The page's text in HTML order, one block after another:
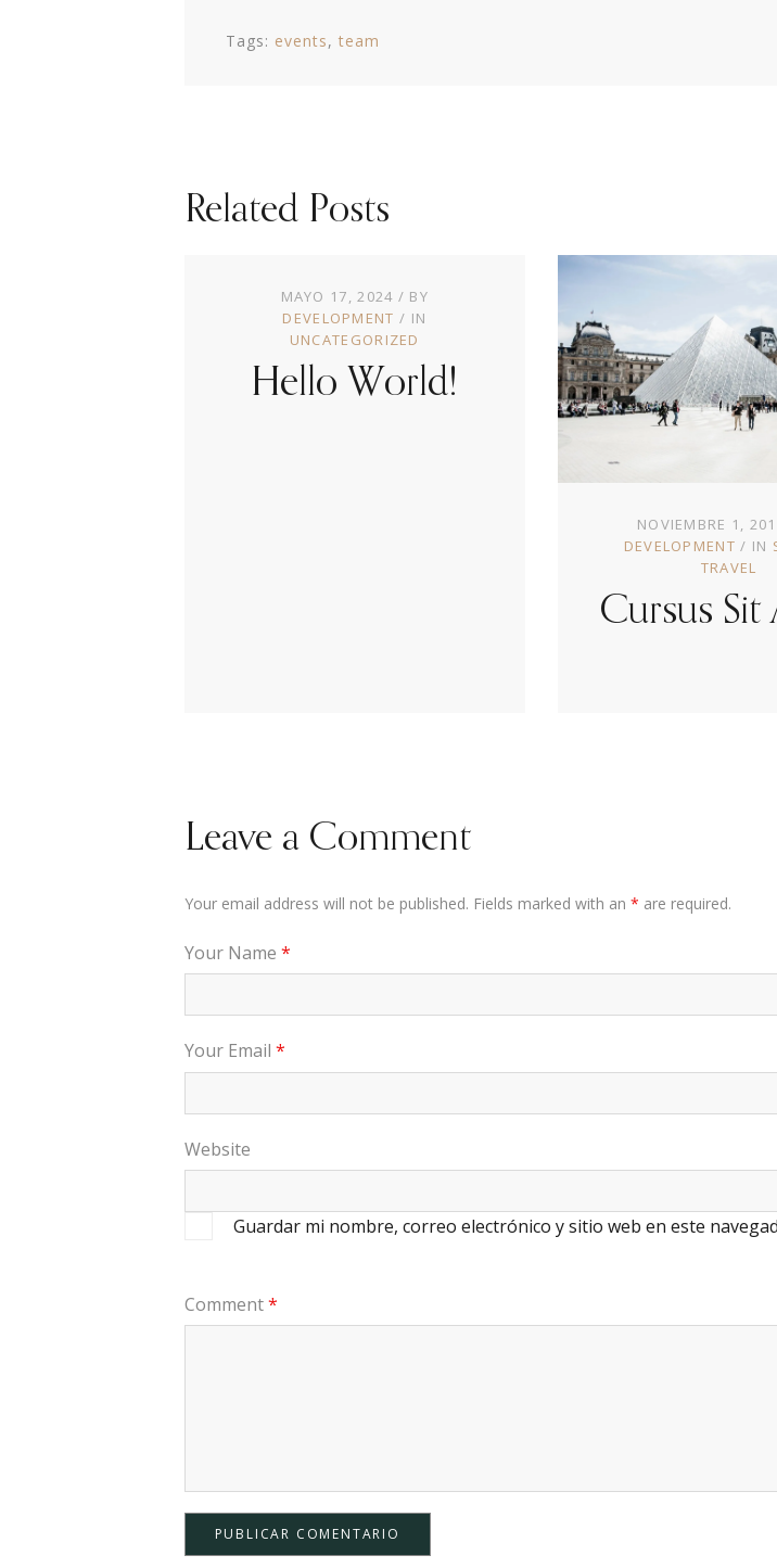
Tags: events team
Related Posts
MAYO 17, 2024
BY
DEVELOPMENT
IN
UNCATEGORIZED
Hello World!
NOVIEMBRE 1,
DEVELOPMENT
IN
TRAVEL
Cursus Sit
Leave a Comment
Your email address will not be published. Fields marked with an * are required.
Your Name *
Your Email *
Website
Guardar mi nombre, correo electrónico y sitio web en este
Comment*
PUBLICAR COMENTARIO